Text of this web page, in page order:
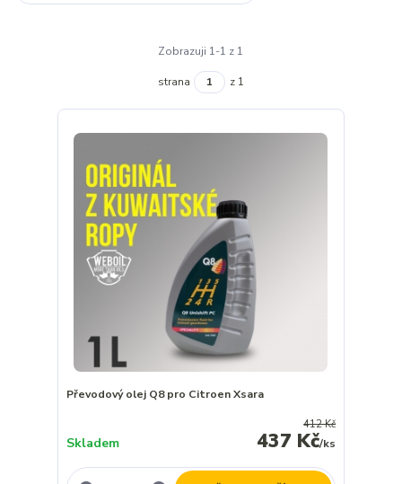
Zobrazuji 1-1 z 1
strana z 1
Převodový olej Q8 pro Citroen Xsara
412 Kč
437 Kč/ks
Skladem